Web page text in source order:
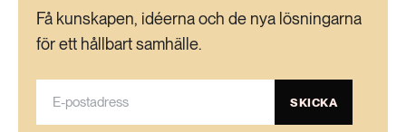
Få kunskapen, idéerna och de nya lösningarna
för ett hållbart samhälle.
SKICKA